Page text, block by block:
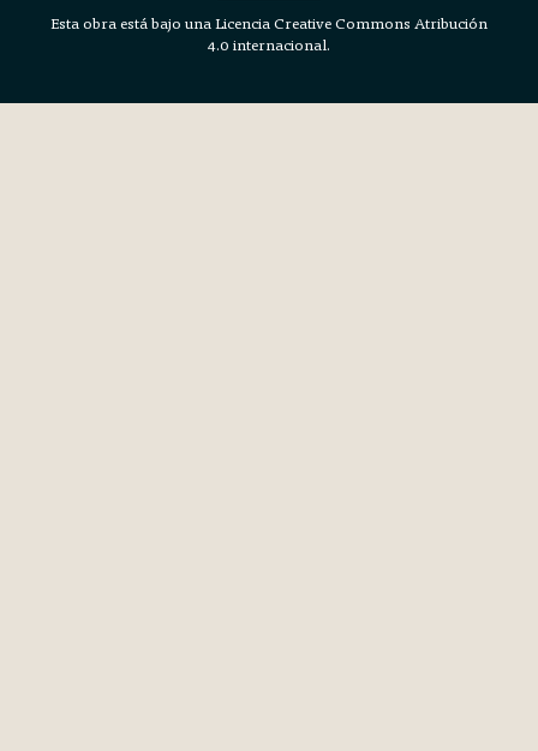
Esta obra está bajo una Licencia Creative Commons Atribución
4.0 internacional.